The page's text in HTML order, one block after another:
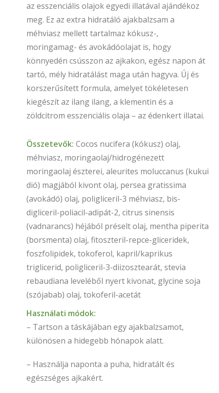
az esszenciális olajok egyedi illatával ajándékoz
meg. Ez az extra hidratáló ajakbalzsam a
méhviasz mellett tartalmaz kókusz-,
moringamag- és avokádóolajat is, hogy
könnyedén csússzon az ajkakon, egész napon át
tartó, mély hidratálást maga után hagyva. Új és
korszerűsített formula, amelyet tökéletesen
kiegészít az ilang ilang, a klementin és a
zöldcitrom esszenciális olaja – az édenkert illatai.
Összetevők:Cocos nucifera (kókusz) olaj,
méhviasz, moringaolaj/hidrogénezett
moringaolaj észterei, aleurites moluccanus (kukui
dió) magjából kivont olaj, persea gratissima
(avokádó) olaj, poligliceril-3 méhviasz, bis-
digliceril-poliacil-adipát-2, citrus sinensis
(vadnarancs) héjából préselt olaj, mentha piperita
(borsmenta) olaj, fitoszteril-repce-gliceridek,
foszfolipidek, tokoferol, kapril/kaprikus
triglicerid, poligliceril-3-diizosztearát, stevia
rebaudiana leveléből nyert kivonat, glycine soja
(szójabab) olaj, tokoferil-acetát
Használati módok:
– Tartson a táskájában egy ajakbalzsamot,
különösen a hidegebb hónapok alatt.
– Használja naponta a puha, hidratált és
egészséges ajkakért.